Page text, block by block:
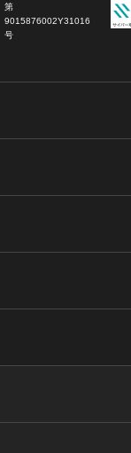
第
9015876002Y31016
号